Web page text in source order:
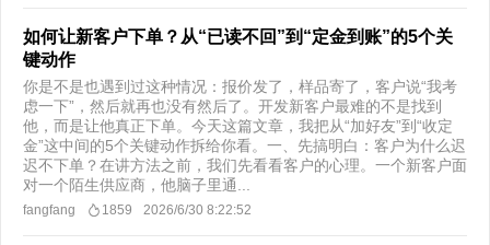
如何让新客户下单？从“已读不回”到“定金到账”的5个关
键动作
你是不是也遇到过这种情况：报价发了，样品寄了，客户说“我考
虑一下”，然后就再也没有然后了。开发新客户最难的不是找到
他，而是让他真正下单。今天这篇文章，我把从“加好友”到“收定
金”这中间的5个关键动作拆给你看。一、先搞明白：客户为什么迟
迟不下单？在讲方法之前，我们先看看客户的心理。一个新客户面
对一个陌生供应商，他脑子里通...
fangfang 1859 2026/6/30 8:22:52